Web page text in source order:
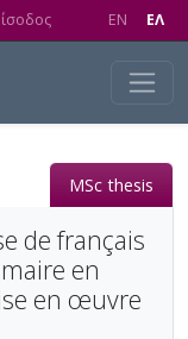
EN EΛ
MSc thesis
de français
en
en œuvre